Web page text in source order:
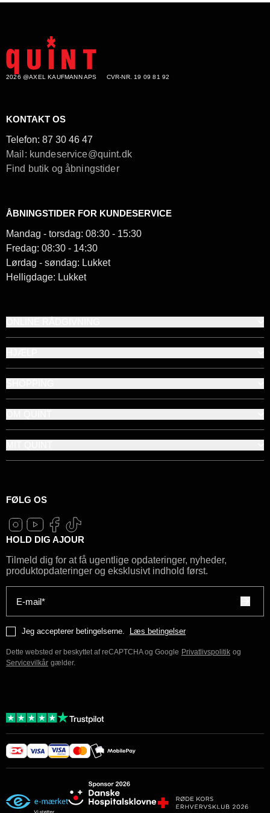
2026 @AXEL KAUFMANN APS CVR-NR. 19 09 81 92
KONTAKT OS
Telefon: 87 30 46 47
Mail: kundeservice@quint.dk
Find butik og åbningstider
ÅBNINGSTIDER FOR KUNDESERVICE
Mandag - torsdag: 08:30 - 15:30
Fredag: 08:30 - 14:30
Lørdag - søndag: Lukket
Helligdage: Lukket
FØLG OS
HOLD DIG AJOUR
Tilmeld dig for at få ugentlige opdateringer, nyheder,
produktopdateringer og eksklusivt indhold først.
E-mail*
Jeg accepterer betingelserne. Læs betingelser
Dette websted er beskyttet af reCAPTCHA og Google Privatlivspolitik og
Servicevilkår gælder.